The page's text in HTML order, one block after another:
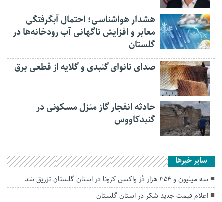
هشدار هواشناسی؛ احتمال آبگرفتگی
معابر و افزایش ناگهانی آب رودخانه‌ها در
گلستان
صدای نانوای گنبدی و گلایه از قطعی برق
حادثه انفجار گاز منزل مسکونی در
گنبدکاووس
سایر خبرها
سه میلیون و ۳۵۴ هزار دُز واکسن کرونا در استان گلستان تزریق شد
اعلام قیمت جدید شکر در استان گلستان